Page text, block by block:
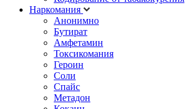
Наркомания
Анонимно
Бутират
Амфетамин
Токсикомания
Героин
Соли
Спайс
Метадон